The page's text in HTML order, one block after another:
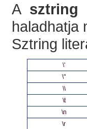
A sztring
haladhatja
Sztring
\'
\"
\\
\t
\n
\r